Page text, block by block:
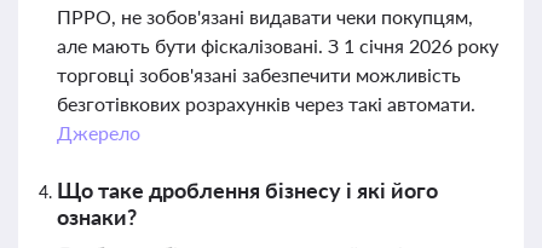
ПРРО, не зобов'язані видавати чеки покупцям,
але мають бути фіскалізовані. З 1 січня 2026 року
торговці зобов'язані забезпечити можливість
безготівкових розрахунків через такі автомати.
Джерело
Що таке дроблення бізнесу і які його
ознаки?